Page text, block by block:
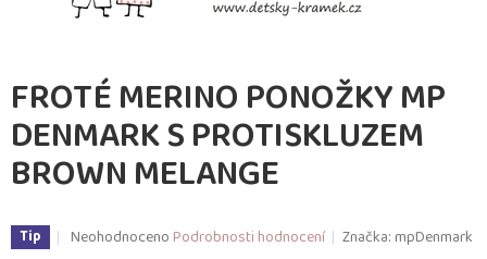
FROTÉ MERINO PONOŽKY MP
DENMARK S PROTISKLUZEM
BROWN MELANGE
Tip
Průměrné
NeohodnocenoPodrobnosti hodnocení Značka:mpDenmark